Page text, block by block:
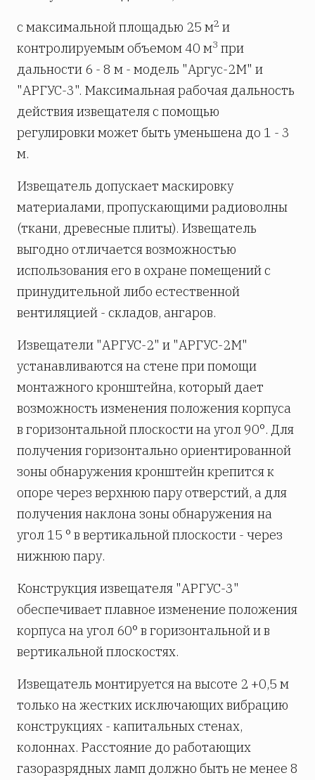
с максимальной площадью 25 м2 и
контролируемым объемом 40 м3 при
дальности 6 - 8 м - модель "Аргус-2М" и
"АРГУС-3". Максимальная рабочая дальность
действия извещателя с помощью
регулировки может быть уменьшена до 1 - 3
м.
Извещатель допускает маскировку
материалами, пропускающими радиоволны
(ткани, древесные плиты). Извещатель
выгодно отличается возможностью
использования его в охране помещений с
принудительной либо естественной
вентиляцией - складов, ангаров.
Извещатели "АРГУС-2" и "АРГУС-2М"
устанавливаются на стене при помощи
монтажного кронштейна, который дает
возможность изменения положения корпуса
в горизонтальной плоскости на угол 90°. Для
получения горизонтально ориентированной
зоны обнаружения кронштейн крепится к
опоре через верхнюю пару отверстий, а для
получения наклона зоны обнаружения на
угол 15 ° в вертикальной плоскости - через
нижнюю пару.
Конструкция извещателя "АРГУС-3"
обеспечивает плавное изменение положения
корпуса на угол 60° в горизонтальной и в
вертикальной плоскостях.
Извещатель монтируется на высоте 2 +0,5 м
только на жестких исключающих вибрацию
конструкциях - капитальных стенах,
колоннах. Расстояние до работающих
газоразрядных ламп должно быть не менее 8